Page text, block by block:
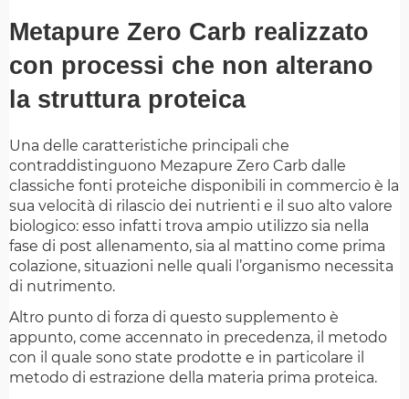
Metapure Zero Carb realizzato
con processi che non alterano
la struttura proteica
Una delle caratteristiche principali che
contraddistinguono Mezapure Zero Carb dalle
classiche fonti proteiche disponibili in commercio è la
sua velocità di rilascio dei nutrienti e il suo alto valore
biologico: esso infatti trova ampio utilizzo sia nella
fase di post allenamento, sia al mattino come prima
colazione, situazioni nelle quali l’organismo necessita
di nutrimento.
Altro punto di forza di questo supplemento è
appunto, come accennato in precedenza, il metodo
con il quale sono state prodotte e in particolare il
metodo di estrazione della materia prima proteica.